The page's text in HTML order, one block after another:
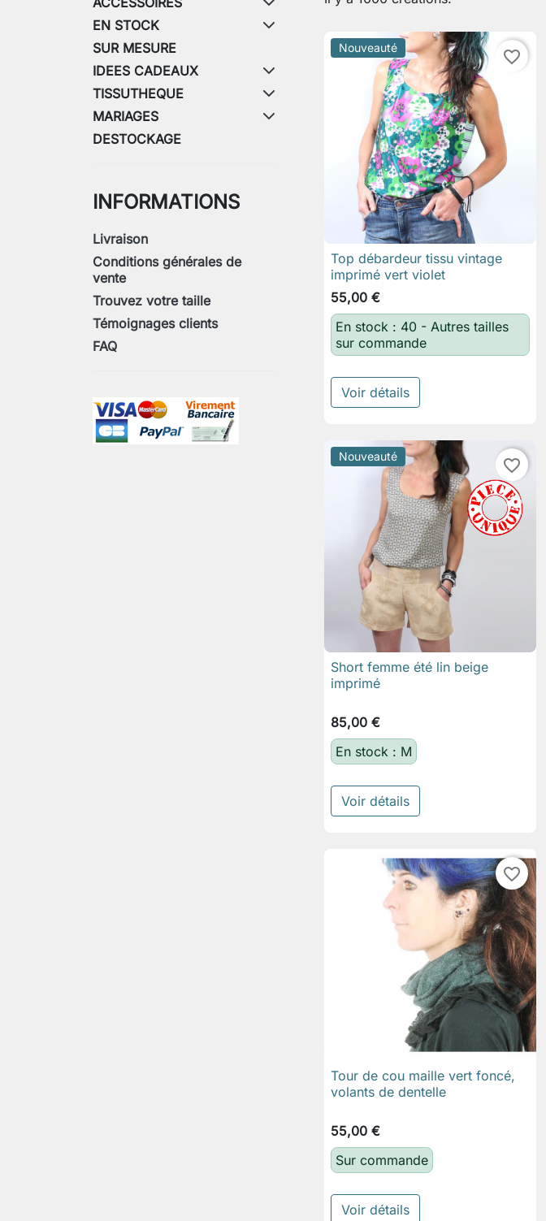
EN STOCK
SUR MESURE
IDEES CADEAUX
TISSUTHEQUE
MARIAGES
DESTOCKAGE
INFORMATIONS
Livraison
Conditions générales de
vente
Trouvez votre taille
Témoignages clients
FAQ
Nouveauté favorite_border
 Aperçu rapide
Top débardeur tissu vintage
imprimé vert violet
55,00 €
En stock : 40 - Autres tailles
sur commande
Voir détails
Nouveauté favorite_border
 Aperçu rapide
Short femme été lin beige
imprimé
85,00 €
En stock : M
Voir détails
favorite_border
 Aperçu rapide
Tour de cou maille vert foncé,
volants de dentelle
55,00 €
Sur commande
Voir détails